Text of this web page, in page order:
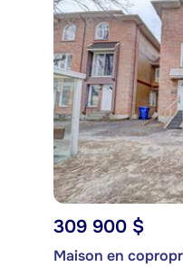
309 900 $
Maison en